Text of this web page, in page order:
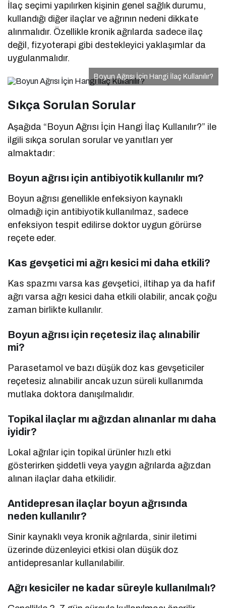
İlaç seçimi yapılırken kişinin genel sağlık durumu,
kullandığı diğer ilaçlar ve ağrının nedeni dikkate
alınmalıdır. Özellikle kronik ağrılarda sadece ilaç
değil, fizyoterapi gibi destekleyici yaklaşımlar da
uygulanmalıdır.
Boyun Ağrısı İçin Hangi İlaç Kullanılır?
Sıkça Sorulan Sorular
Aşağıda “Boyun Ağrısı İçin Hangi İlaç Kullanılır?” ile
ilgili sıkça sorulan sorular ve yanıtları yer
almaktadır:
Boyun ağrısı için antibiyotik kullanılır mı?
Boyun ağrısı genellikle enfeksiyon kaynaklı
olmadığı için antibiyotik kullanılmaz, sadece
enfeksiyon tespit edilirse doktor uygun görürse
reçete eder.
Kas gevşetici mi ağrı kesici mi daha etkili?
Kas spazmı varsa kas gevşetici, iltihap ya da hafif
ağrı varsa ağrı kesici daha etkili olabilir, ancak çoğu
zaman birlikte kullanılır.
Boyun ağrısı için reçetesiz ilaç alınabilir
mi?
Parasetamol ve bazı düşük doz kas gevşeticiler
reçetesiz alınabilir ancak uzun süreli kullanımda
mutlaka doktora danışılmalıdır.
Topikal ilaçlar mı ağızdan alınanlar mı daha
iyidir?
Lokal ağrılar için topikal ürünler hızlı etki
gösterirken şiddetli veya yaygın ağrılarda ağızdan
alınan ilaçlar daha etkilidir.
Antidepresan ilaçlar boyun ağrısında
neden kullanılır?
Sinir kaynaklı veya kronik ağrılarda, sinir iletimi
üzerinde düzenleyici etkisi olan düşük doz
antidepresanlar kullanılabilir.
Ağrı kesiciler ne kadar süreyle kullanılmalı?